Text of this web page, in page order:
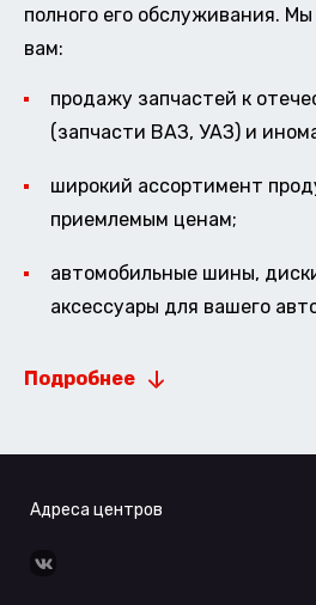
полного его обслуживания.
вам:
продажу запчастей к
(запчасти ВАЗ, УАЗ) и
широкий ассортимент
приемлемым ценам;
автомобильные шины,
аксессуары для вашего
Подробнее
Адреса центров